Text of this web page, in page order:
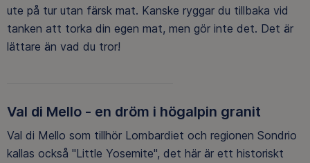
ute på tur utan färsk mat. Kanske ryggar du tillbaka vid
tanken att torka din egen mat, men gör inte det. Det är
lättare än vad du tror!
Val di Mello - en dröm i högalpin granit
Val di Mello som tillhör Lombardiet och regionen Sondrio
kallas också "Little Yosemite", det här är ett historiskt